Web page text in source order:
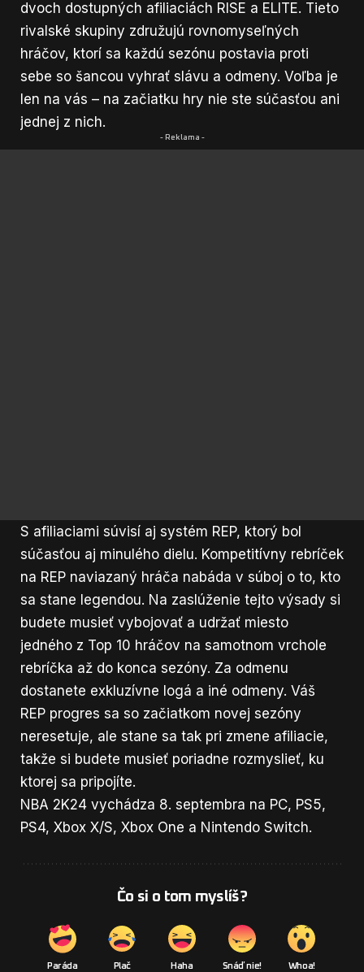
dvoch dostupných afiliaciách RISE a ELITE. Tieto
rivalské skupiny združujú rovnomyseľných
hráčov, ktorí sa každú sezónu postavia proti
sebe so šancou vyhrať slávu a odmeny. Voľba je
len na vás – na začiatku hry nie ste súčasťou ani
jednej z nich.
- Reklama -
S afiliaciami súvisí aj systém REP, ktorý bol
súčasťou aj minulého dielu. Kompetitívny rebríček
na REP naviazaný hráča nabáda v súboj o to, kto
sa stane legendou. Na zaslúženie tejto výsady si
budete musieť vybojovať a udržať miesto
jedného z Top 10 hráčov na samotnom vrchole
rebríčka až do konca sezóny. Za odmenu
dostanete exkluzívne logá a iné odmeny. Váš
REP progres sa so začiatkom novej sezóny
neresetuje, ale stane sa tak pri zmene afiliacie,
takže si budete musieť poriadne rozmyslieť, ku
ktorej sa pripojíte.
NBA 2K24 vychádza 8. septembra na PC, PS5,
PS4, Xbox X/S, Xbox One a Nintendo Switch.
Čo si o tom myslíš?
Paráda Plač Haha Snáď nie! Whoa!